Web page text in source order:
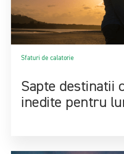
Sfaturi de calatorie
Sapte destinatii
inedite pentru